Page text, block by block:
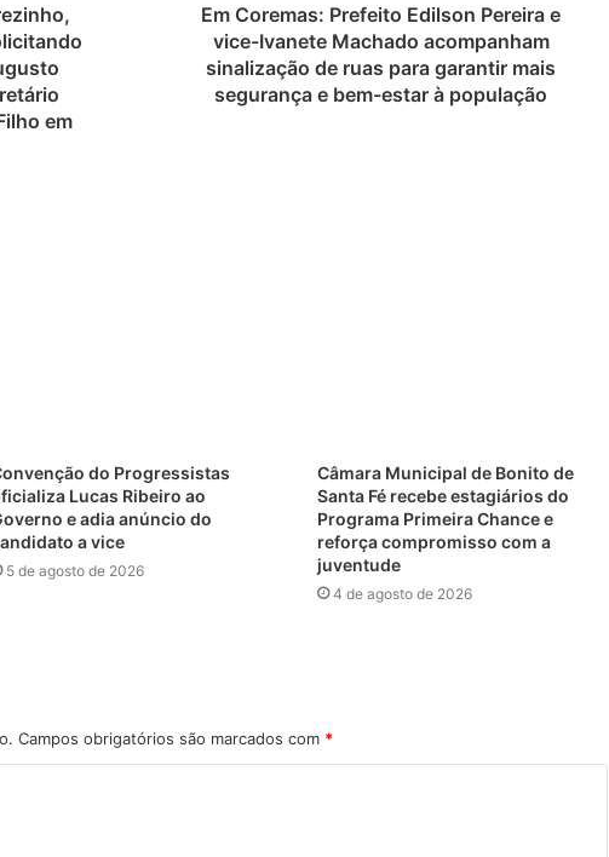
em
Em Coremas: Prefeito Edilson Pereira e
vice-Ivanete Machado acompanham
sinalização de ruas para garantir mais
segurança e bem-estar à população
do Progressistas
Lucas Ribeiro ao
e adia anúncio do
a vice
5 de agosto de 2026
Câmara Municipal de Bonito de
Santa Fé recebe estagiários do
Programa Primeira Chance e
reforça compromisso com a
juventude
4 de agosto de 2026
Campos obrigatórios são marcados com *